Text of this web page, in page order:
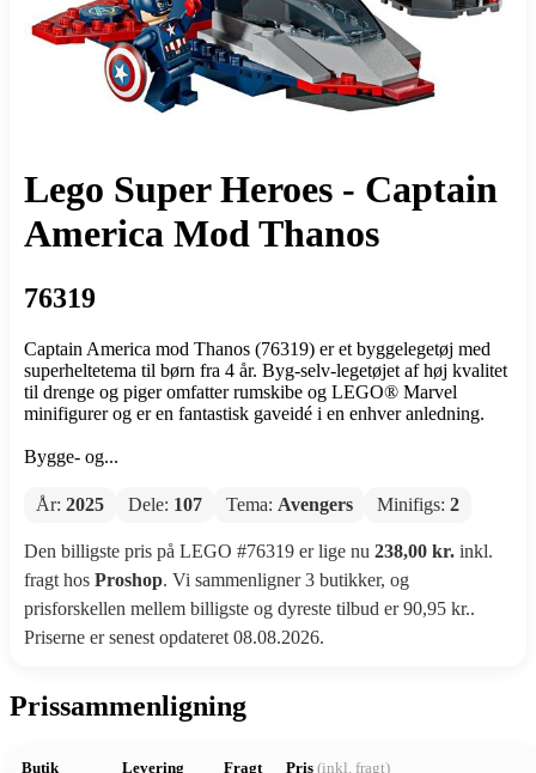
Lego Super Heroes - Captain
America Mod Thanos
76319
Captain America mod Thanos (76319) er et byggelegetøj med
superheltetema til børn fra 4 år. Byg-selv-legetøjet af høj kvalitet
til drenge og piger omfatter rumskibe og LEGO® Marvel
minifigurer og er en fantastisk gaveidé i en enhver anledning.
Bygge- og...
År: 2025 Dele: 107 Tema: Avengers Minifigs: 2
Den billigste pris på LEGO #76319 er lige nu 238,00 kr. inkl.
fragt hos Proshop. Vi sammenligner 3 butikker, og
prisforskellen mellem billigste og dyreste tilbud er 90,95 kr..
Priserne er senest opdateret 08.08.2026.
Prissammenligning
Butik Levering Fragt Pris (inkl. fragt)